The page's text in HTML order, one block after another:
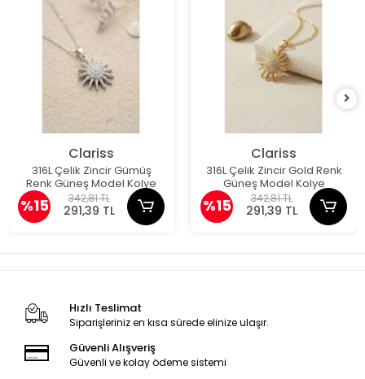
Clariss
316L Çelik Zincir Gümüş
Renk Güneş Model Kolye
%15 342,81 TL
291,39 TL
Clariss
316L Çelik Zincir Gold Renk
Güneş Model Kolye
%15 342,81 TL
291,39 TL
Hızlı Teslimat
Siparişleriniz en kısa sürede elinize ulaşır.
Güvenli Alışveriş
Güvenli ve kolay ödeme sistemi